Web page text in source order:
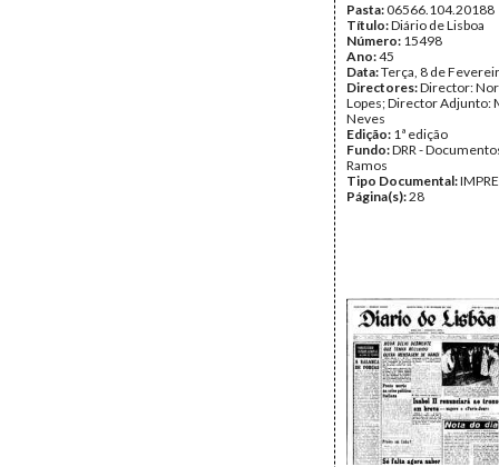
Pasta:06566.104.20188
Título:Diário de Lisboa
Número: 15498
Ano:45
Data:Terça, 8 de
Directores:Director:
Lopes; Director Adjunto:
Neves
Edição: 1ª edição
Fundo:DRR -
Ramos
Tipo Documental:
Página(s):28